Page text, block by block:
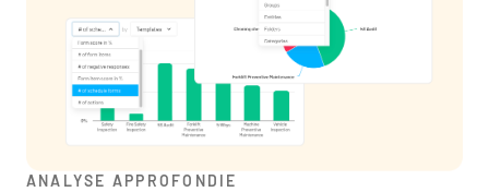
ANALYSE APPROFONDIE